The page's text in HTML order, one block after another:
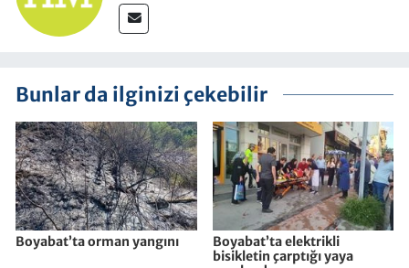
Bunlar da ilginizi çekebilir
Boyabat’ta orman yangını
Boyabat’ta elektrikli
bisikletin çarptığı yaya